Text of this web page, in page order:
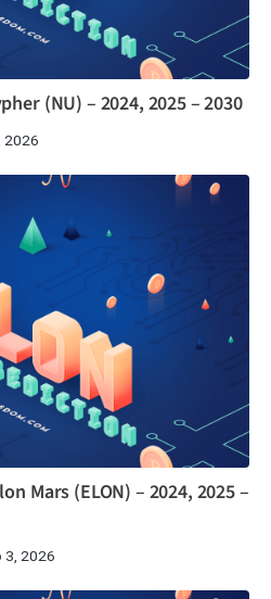
(NU) – 2024, 2025 – 2030
2026
Mars (ELON) – 2024, 2025 –
3, 2026